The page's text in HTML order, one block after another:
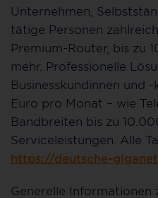
Unternehmen,
tätige Personen
Premium-Router, bis zu
mehr. Professionelle
Businesskundinnen und
Euro pro Monat – wie
Bandbreiten bis zu
Serviceleistungen. Alle
https://deutsche-
Generelle Informationen